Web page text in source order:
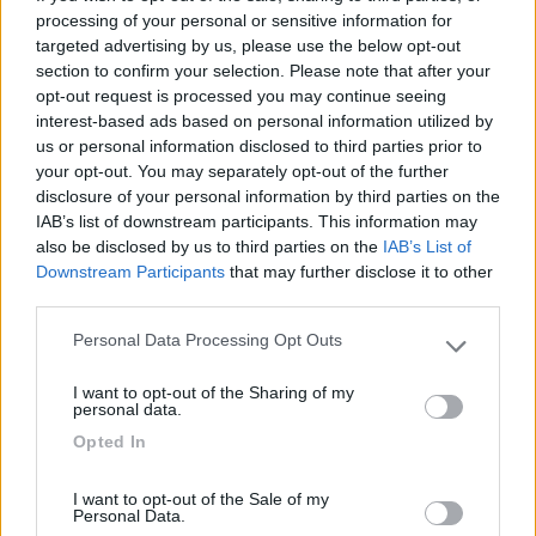
processing of your personal or sensitive information for
targeted advertising by us, please use the below opt-out
section to confirm your selection. Please note that after your
opt-out request is processed you may continue seeing
interest-based ads based on personal information utilized by
us or personal information disclosed to third parties prior to
your opt-out. You may separately opt-out of the further
disclosure of your personal information by third parties on the
IAB’s list of downstream participants. This information may
also be disclosed by us to third parties on the IAB’s List of
Downstream Participants that may further disclose it to other
Please note that this website/app uses one or more Google
not limited to your visit or usage behaviour. You may click to
use your data for below specified purposes in below Google
Personal Data Processing Opt Outs
I want to opt-out of the Sharing of my
personal data.
Opted In
I want to opt-out of the Sale of my
Personal Data.
esterno si puo' intervenire solo con la chiave estrattore Il seeger ti ha
permesso di separare il cilindro dai codici e queste si puo' fare solo
dall'interno Ciao Giulio
Si dall'interno, eravamo chiusi fuori e allora ho fatto passare mio
figlio dal gavone(ho i letti a castello in coda) che ha aperto la
porta.
il cielo lasciamolo ai passeri, noi restiamo con i piedi per terra...
(Vasco Rossi)